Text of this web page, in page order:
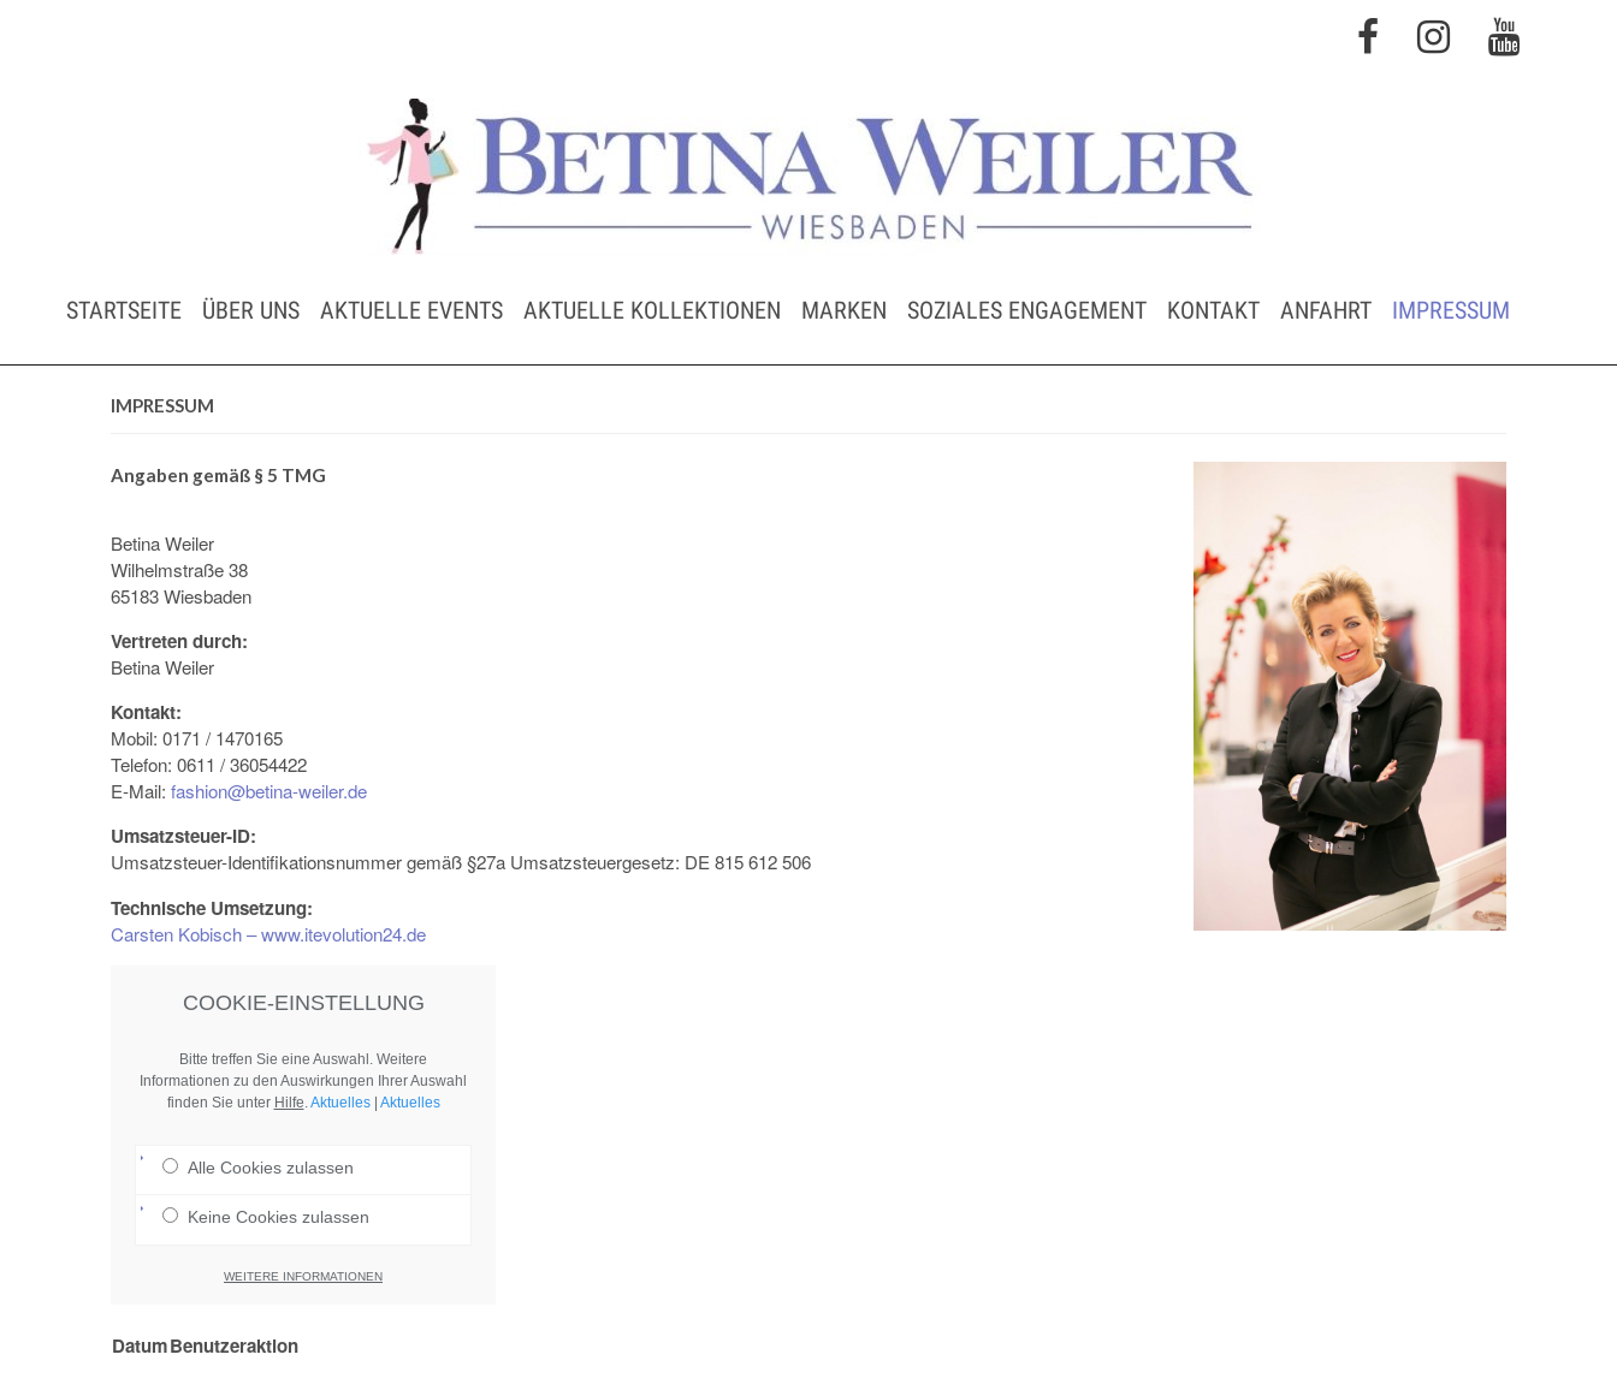
STARTSEITE ÜBER UNS AKTUELLE EVENTS AKTUELLE KOLLEKTIONEN MARKEN SOZIALES ENGAGEMENT KONTAKT ANFAHRT IMPRESSUM
IMPRESSUM
Angaben gemäß § 5 TMG
Betina Weiler
Wilhelmstraße 38
65183 Wiesbaden
Vertreten durch:
Betina Weiler
Kontakt:
Mobil: 0171 / 1470165
Telefon: 0611 / 36054422
E-Mail: fashion@betina-weiler.de
Umsatzsteuer-ID:
Umsatzsteuer-Identifikationsnummer gemäß §27a Umsatzsteuergesetz: DE 815 612 506
Technische Umsetzung:
Carsten Kobisch – www.itevolution24.de
COOKIE-EINSTELLUNG
Bitte treffen Sie eine Auswahl. Weitere
Informationen zu den Auswirkungen Ihrer Auswahl
finden Sie unter Hilfe Aktuelles| Aktuelles
Alle Cookies zulassen
Keine Cookies zulassen
WEITERE INFORMATIONEN
DatumBenutzeraktion